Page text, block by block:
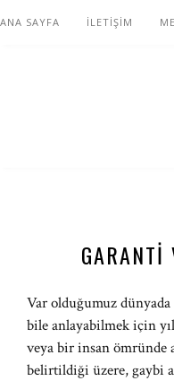
ANA SAYFA İLETİŞİM
GARANTI
Var olduğumuz
bile anlayabilmek için
veya bir insan ömründe
belirtildiği üzere, gaybi